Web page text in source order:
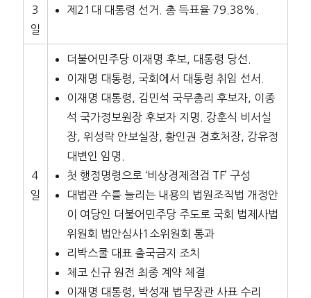
3
일
제21대 대통령 선거. 총 득표율 79.38%.
4
일
더불어민주당 이재명 후보, 대통령 당선.
이재명 대통령, 국회에서 대통령 취임 선서.
이재명 대통령, 김민석 국무총리 후보자, 이종
석 국가정보원장 후보자 지명. 강훈식 비서실
장, 위성락 안보실장, 황인권 경호처장, 강유정
대변인 임명.
첫 행정명령으로 ‘비상경제점검 TF’ 구성
대법관 수를 늘리는 내용의 법원조직법 개정안
이 여당인 더불어민주당 주도로 국회 법제사법
위원회 법안심사1소위원회 통과
리박스쿨 대표 출국금지 조치
체코 신규 원전 최종 계약 체결
이재명 대통령, 박성재 법무장관 사표 수리